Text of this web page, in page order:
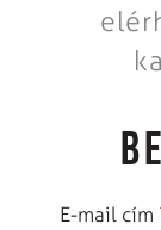
E-mail cím